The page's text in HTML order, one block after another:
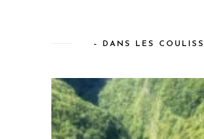
– DANS LES